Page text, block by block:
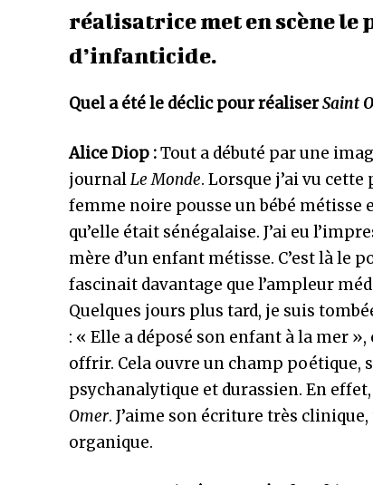
réalisatrice met en scène le
d’infanticide.
Quel a été le déclic pour réaliserSaint
Alice Diop :Tout a débuté par une
journalLe Monde. Lorsque j’ai vu
femme noire pousse un bébé
qu’elle était sénégalaise. J’ai eu
mère d’un enfant métisse. C’est là le
fascinait davantage que l’ampleur
Quelques jours plus tard, je suis
: « Elle a déposé son enfant à la mer
offrir. Cela ouvre un champ poétique,
psychanalytique et durassien. En
Omer. J’aime son écriture très
organique.